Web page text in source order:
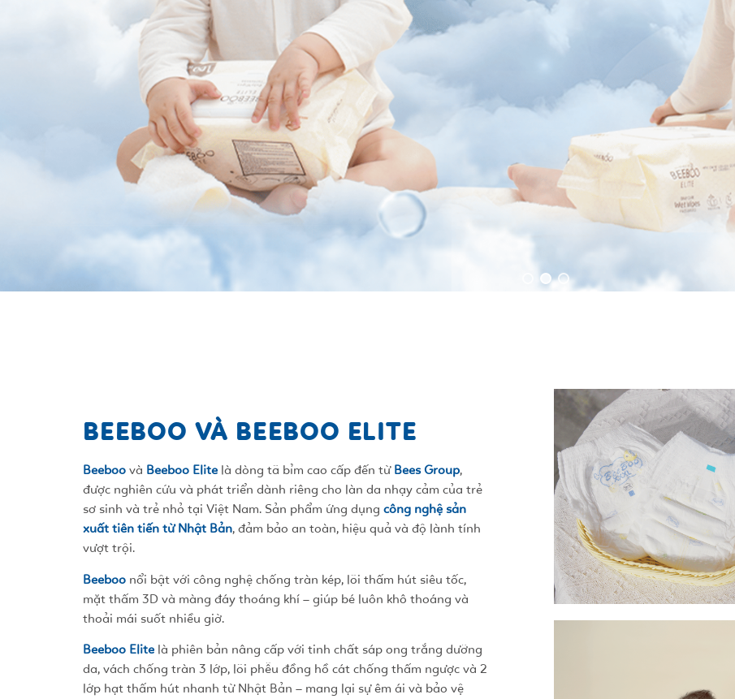
BEEBOO VÀ BEEBOO ELITE
Beeboo và Beeboo Elite là dòng tã bỉm cao cấp đến từ Bees Group,
được nghiên cứu và phát triển dành riêng cho làn da nhạy cảm của trẻ
sơ sinh và trẻ nhỏ tại Việt Nam. Sản phẩm ứng dụng công nghệ sản
xuất tiên tiến từ Nhật Bản, đảm bảo an toàn, hiệu quả và độ lành tính
vượt trội.
Beeboo nổi bật với công nghệ chống tràn kép, lõi thấm hút siêu tốc,
mặt thấm 3D và màng đáy thoáng khí – giúp bé luôn khô thoáng và
thoải mái suốt nhiều giờ.
Beeboo Elite là phiên bản nâng cấp với tinh chất sáp ong trắng dưỡng
da, vách chống tràn 3 lớp, lõi phễu đồng hồ cát chống thấm ngược và 2
lớp hạt thấm hút nhanh từ Nhật Bản – mang lại sự êm ái và bảo vệ